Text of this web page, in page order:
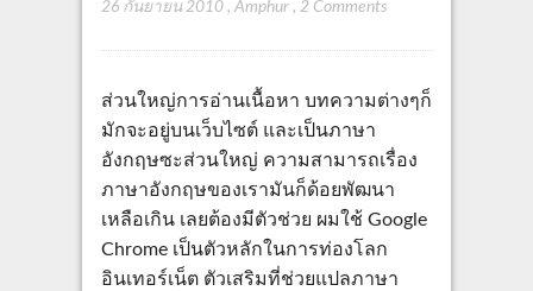
26 กันยายน 2010, Amphur, 2 Comments
ส่วนใหญ่การอ่านเนื้อหา บทความต่างๆก็
มักจะอยู่บนเว็บไซต์ และเป็นภาษา
อังกฤษซะส่วนใหญ่ ความสามารถเรื่อง
ภาษาอังกฤษของเรามันก็ด้อยพัฒนา
เหลือเกิน เลยต้องมีตัวช่วย ผมใช้ Google
Chrome เป็นตัวหลักในการท่องโลก
อินเทอร์เน็ต ตัวเสริมที่ช่วยแปลภาษา